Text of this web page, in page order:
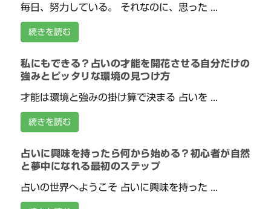
毎日、努力している。 それなのに、思った ...
続きを読む
私にもできる？占いの才能を開花させる自分だけの
強みとピッタリな環境の見つけ方
才能は環境と強みの掛け算で決まる 占いを ...
続きを読む
占いに興味を持ったら何から始める？初心者が自然
と夢中になれる最初のステップ
占いの世界へようこそ 占いに興味を持った ...